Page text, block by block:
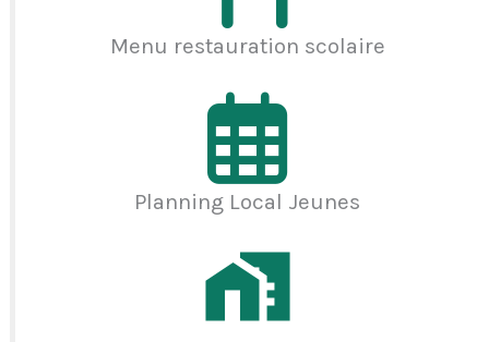
Menu restauration scolaire
Planning Local Jeunes